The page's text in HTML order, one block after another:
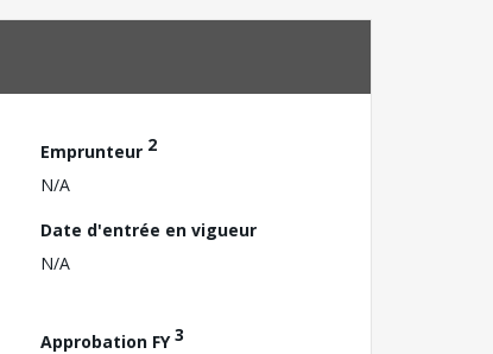
Emprunteur 2
N/A
Date d'entrée en vigueur
N/A
Approbation FY3